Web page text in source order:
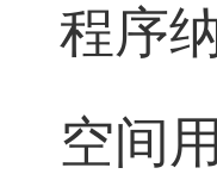
程序
空间